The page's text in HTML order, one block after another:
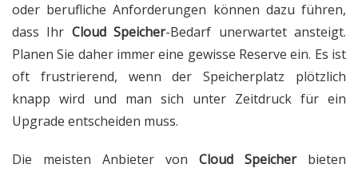
oder berufliche Anforderungen können dazu führen,
dass Ihr Cloud Speicher-Bedarf unerwartet ansteigt.
Planen Sie daher immer eine gewisse Reserve ein. Es ist
oft frustrierend, wenn der Speicherplatz plötzlich
knapp wird und man sich unter Zeitdruck für ein
Upgrade entscheiden muss.
Die meisten Anbieter von Cloud Speicherbieten